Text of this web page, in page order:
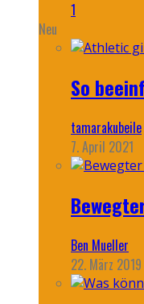
1
Neu
So
tamarakubeile
7. April 2021
Ben Mueller
22. März 2019